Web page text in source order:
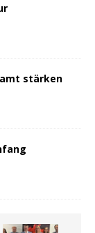
stärken